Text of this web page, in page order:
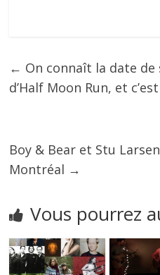
← On connaît la date
d’Half Moon Run, et
Boy & Bear et Stu
Montréal →
Vous pourrez